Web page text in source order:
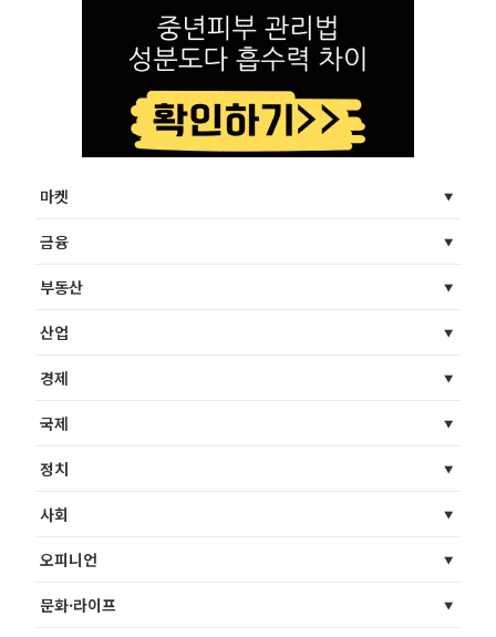
마켓
금융
부동산
산업
경제
국제
정치
사회
오피니언
문화·라이프